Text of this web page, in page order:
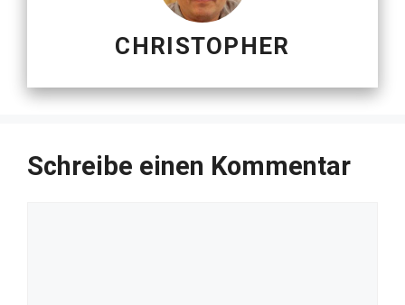
CHRISTOPHER
Schreibe einen Kommentar